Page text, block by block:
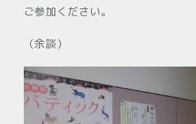
ご参加ください。
（余談）